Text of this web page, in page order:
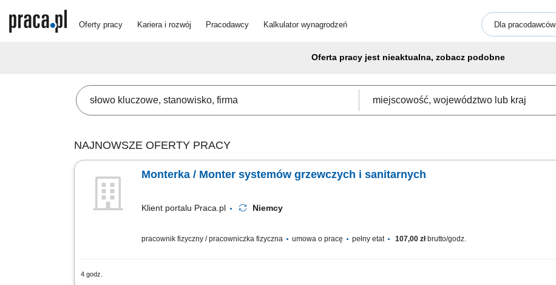
Oferty pracy Kariera i rozwój Pracodawcy Kalkulator wynagrodzeń Dla pracodawców
Oferta pracy jest nieaktualna, zobacz podobne
NAJNOWSZE OFERTY PRACY
Monterka / Monter systemów grzewczych i sanitarnych
Klient portalu Praca.pl Niemcy
pracownik fizyczny / pracowniczka fizyczna umowa o pracę pełny etat 107,00 złbrutto/godz.
4 godz.